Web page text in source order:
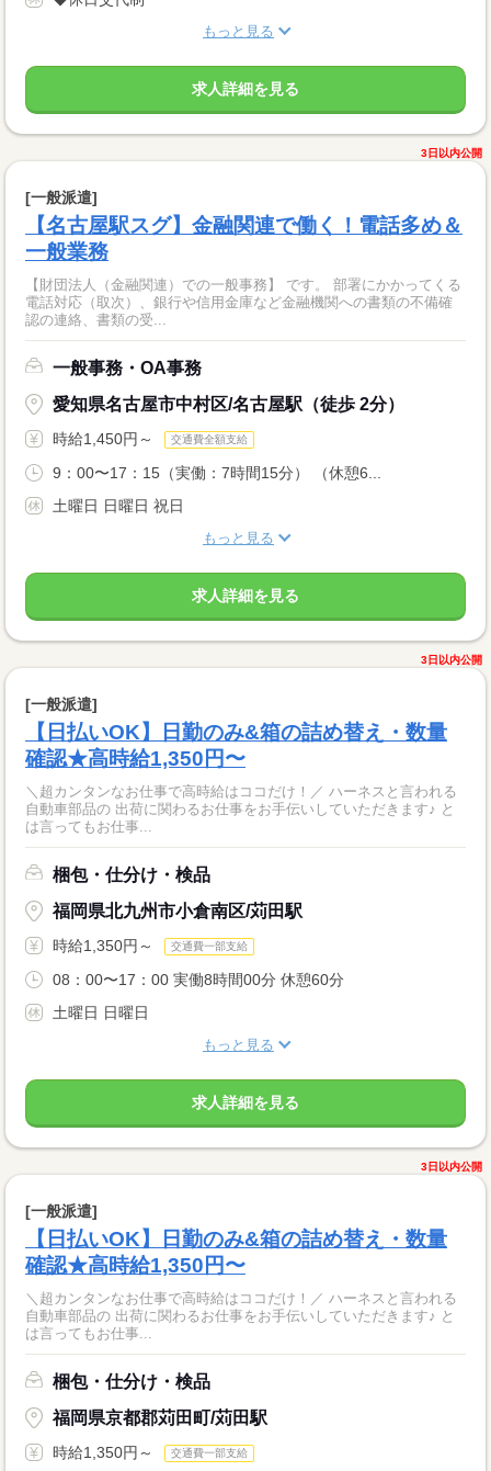
もっと見る
求人詳細を見る
3日以内公開
[一般派遣]
【名古屋駅スグ】金融関連で働く！電話多め＆
一般業務
【財団法人（金融関連）での一般事務】 です。 部署にかかってくる
電話対応（取次）、銀行や信用金庫など金融機関への書類の不備確
認の連絡、書類の受...
一般事務・OA事務
愛知県名古屋市中村区/名古屋駅（徒歩 2分）
時給1,450円～ 交通費全額支給
9：00〜17：15（実働：7時間15分） （休憩6...
土曜日 日曜日 祝日
もっと見る
求人詳細を見る
3日以内公開
[一般派遣]
【日払いOK】日勤のみ&箱の詰め替え・数量
確認★高時給1,350円〜
＼超カンタンなお仕事で高時給はココだけ！／ ハーネスと言われる
自動車部品の 出荷に関わるお仕事をお手伝いしていただきます♪ と
は言ってもお仕事...
梱包・仕分け・検品
福岡県北九州市小倉南区/苅田駅
時給1,350円～ 交通費一部支給
08：00〜17：00 実働8時間00分 休憩60分
土曜日 日曜日
もっと見る
求人詳細を見る
3日以内公開
[一般派遣]
【日払いOK】日勤のみ&箱の詰め替え・数量
確認★高時給1,350円〜
＼超カンタンなお仕事で高時給はココだけ！／ ハーネスと言われる
自動車部品の 出荷に関わるお仕事をお手伝いしていただきます♪ と
は言ってもお仕事...
梱包・仕分け・検品
福岡県京都郡苅田町/苅田駅
時給1,350円～ 交通費一部支給